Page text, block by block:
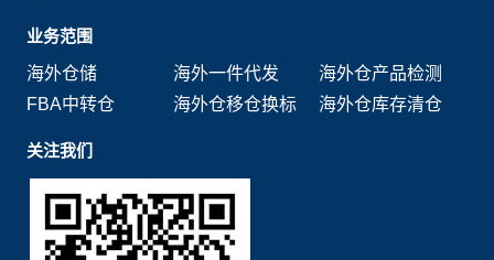
业务范围
海外仓储
海外一件代发
海外仓产品检测
FBA中转仓
海外仓移仓换标 海外仓库存清仓
关注我们